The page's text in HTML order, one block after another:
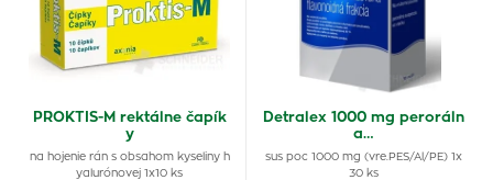
PROKTIS-M rektálne čapík
y
na hojenie rán s obsahom kyseliny h
yalurónovej 1x10 ks
Detralex 1000 mg peroráln
a…
sus poc 1000 mg (vre.PES/Al/PE) 1x
30 ks